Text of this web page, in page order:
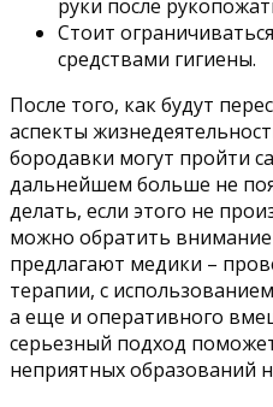
руки после
Стоит
средствами гигиены.
После того, как будут
аспекты
бородавки могут пройти
дальнейшем больше не
делать, если этого не
можно обратить
предлагают медики –
терапии, с
а еще и оперативного
серьезный подход
неприятных образований